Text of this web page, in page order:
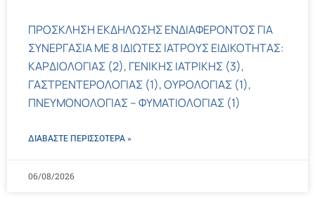
ΠΡΟΣΚΛΗΣΗ ΕΚΔΗΛΩΣΗΣ ΕΝΔΙΑΦΕΡΟΝΤΟΣ ΓΙΑ
ΣΥΝΕΡΓΑΣΙΑ ΜΕ 8 ΙΔΙΩΤΕΣ ΙΑΤΡΟΥΣ ΕΙΔΙΚΟΤΗΤΑΣ:
ΚΑΡΔΙΟΛΟΓΙΑΣ (2), ΓΕΝΙΚΗΣ ΙΑΤΡΙΚΗΣ (3),
ΓΑΣΤΡΕΝΤΕΡΟΛΟΓΙΑΣ (1), ΟΥΡΟΛΟΓΙΑΣ (1),
ΠΝΕΥΜΟΝΟΛΟΓΙΑΣ – ΦΥΜΑΤΙΟΛΟΓΙΑΣ (1)
ΔΙΑΒΑΣΤΕ ΠΕΡΙΣΣΌΤΕΡΑ »
06/08/2026